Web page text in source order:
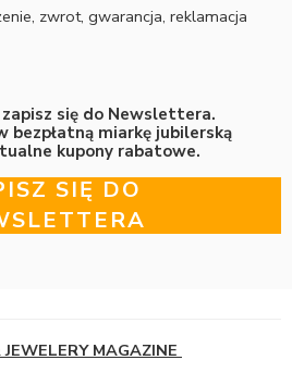
zwrot, gwarancja, reklamacja
się do Newslettera.
bezpłatną miarkę jubilerską
kupony rabatowe.
SIĘ DO
MAGAZINE